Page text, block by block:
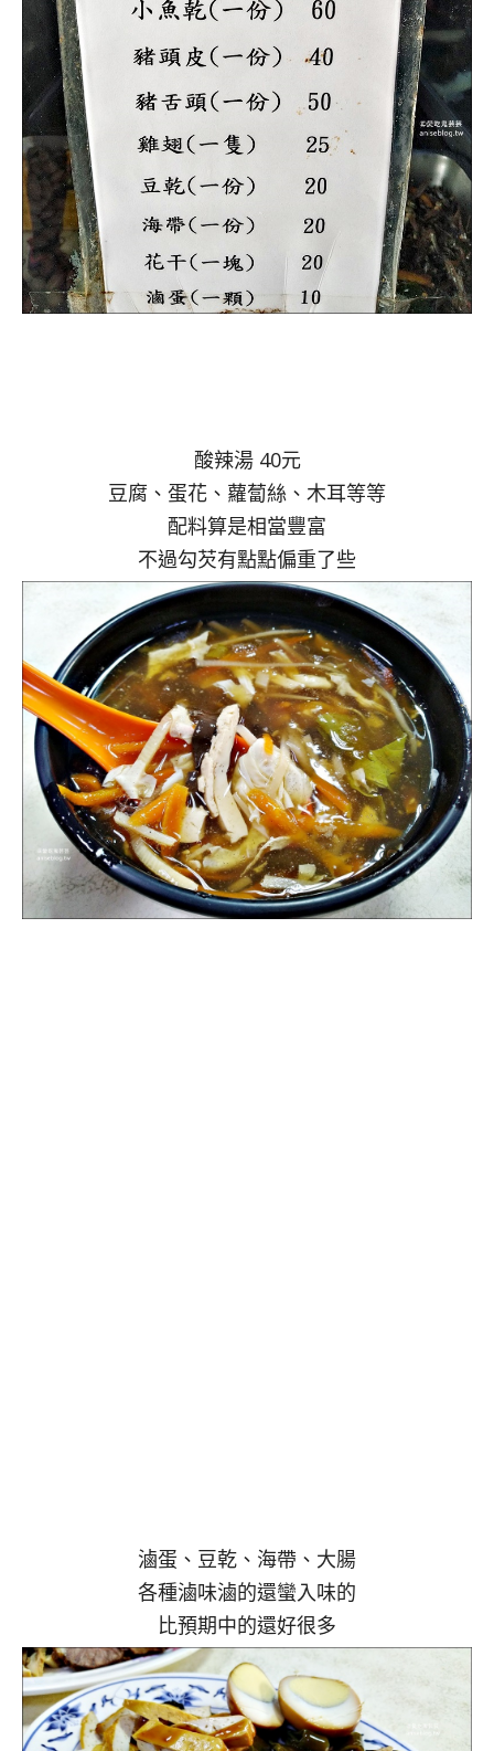
酸辣湯 40元
豆腐、蛋花、蘿蔔絲、木耳等等
配料算是相當豐富
不過勾芡有點點偏重了些
滷蛋、豆乾、海帶、大腸
各種滷味滷的還蠻入味的
比預期中的還好很多